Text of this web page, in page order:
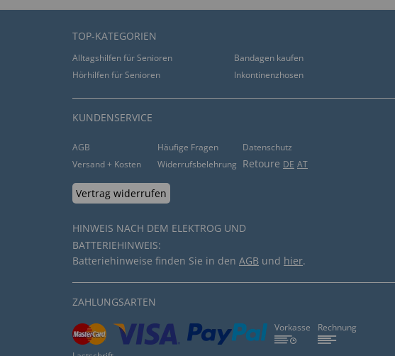
hilfreich (0)
TOP-KATEGORIEN
Alltagshilfen für Senioren Bandagen kaufen
Hörhilfen für Senioren
Inkontinenzhosen
KUNDENSERVICE
AGB Häufige Fragen
Datenschutz
Versand + Kosten
Widerrufsbelehrung Retoure DE AT
Vertrag widerrufen
HINWEIS NACH DEM ELEKTROG UND
BATTERIEHINWEIS:
Batteriehinweise finden Sie in den AGB und hier.
ZAHLUNGSARTEN
Vorkasse Rechnung